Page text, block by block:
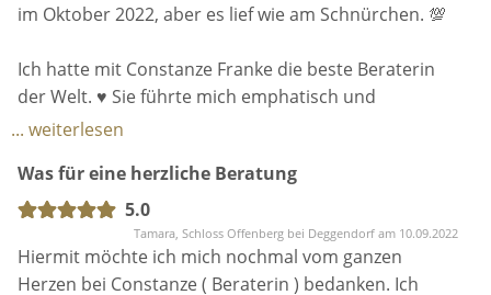
Pfleggasse 27
94469 Deggendorf
11 - 18 Uhr und Samstag von 11- 16 Uhr.
Wir bitten in jedem Fall um rechtzeitige
Terminvereinbarung.
im Oktober 2022, aber es lief wie am Schnürchen. 💯
Ich hatte mit Constanze Franke die beste Beraterin
der Welt. ♥️ Sie führte mich emphatisch und
professionell durch die verschiedene Styles und auf
Völlig sympathisch und bodenständig. ☺️ Danke für
den wundervollen Nachmittag!
... weiterlesen
Was für eine herzliche Beratung
5.0
Tamara, Schloss Offenberg bei Deggendorf am 10.09.2022
Hiermit möchte ich mich nochmal vom ganzen
Herzen bei Constanze ( Beraterin ) bedanken. Ich